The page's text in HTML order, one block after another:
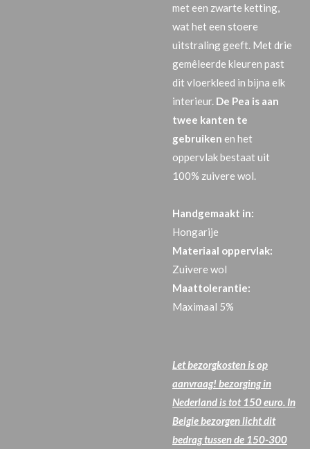
met een zwarte ketting,
wat het een stoere
uitstraling geeft. Met drie
gemêleerde kleuren past
dit vloerkleed in bijna elk
interieur. De Pea is aan
twee kanten te
gebruiken en het
oppervlak bestaat uit
100% zuivere wol.
Handgemaakt in:
Hongarije
Materiaal oppervlak:
Zuivere wol
Maattolerantie:
Maximaal 5%
Let bezorgkosten is op
aanvraag! bezorging in
Nederland is tot 150 euro. In
Belgie bezorgen licht dit
bedrag tussen de 150-300